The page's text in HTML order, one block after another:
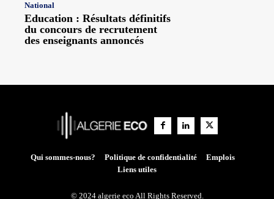
National
Education : Résultats définitifs
du concours de recrutement
des enseignants annoncés
Qui sommes-nous? Politique de confidentialité
Emplois
Liens utiles
© 2024 algerie eco All Rights Reserved.